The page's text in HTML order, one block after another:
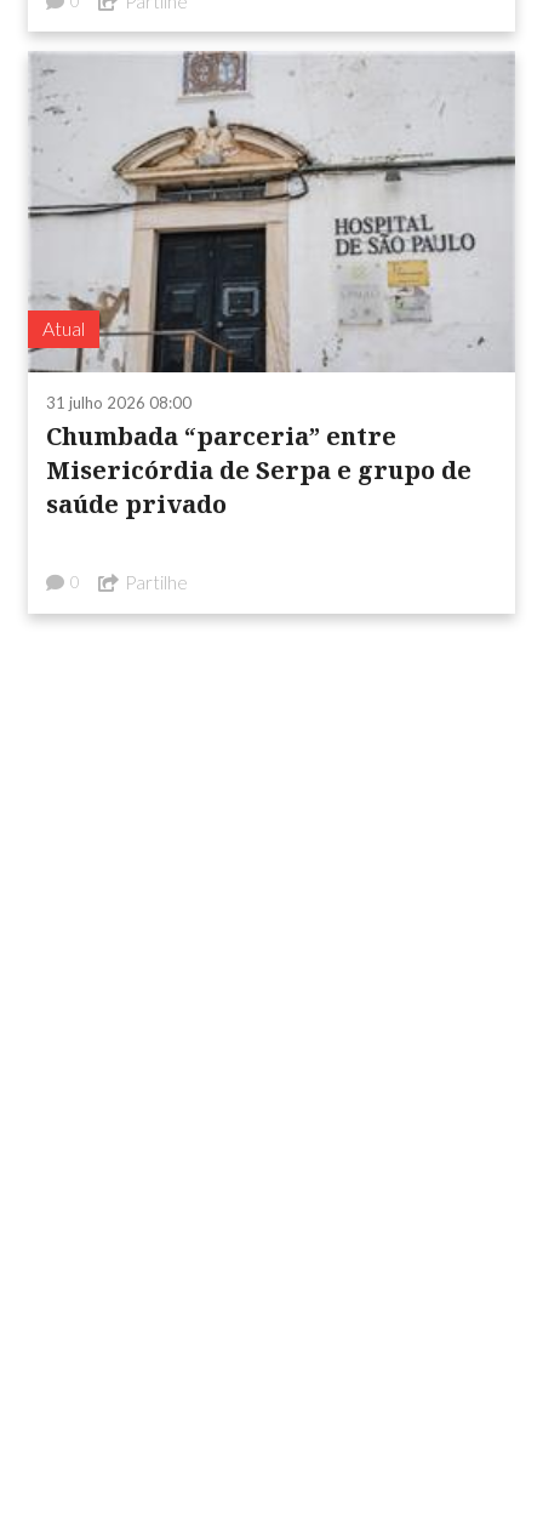
Atual
31 julho 2026 08:00
Chumbada “parceria” entre
Misericórdia de Serpa e grupo de
saúde privado
0 Partilhe